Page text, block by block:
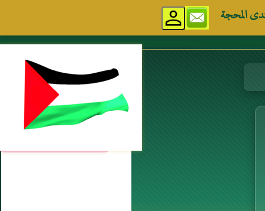
المحجة
مواقع إسلامية